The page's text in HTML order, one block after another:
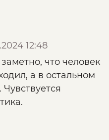
12:48
что человек
а в остальном